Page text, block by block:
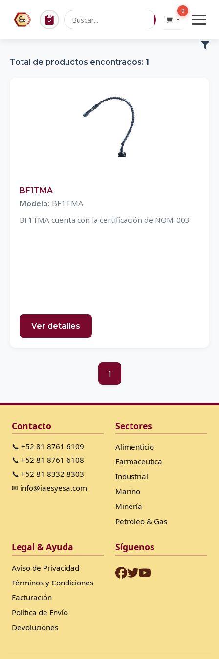
0
Total de productos encontrados: 1
BF1TMA
Modelo: BF1TMA
BF1TMA cuenta con la certificación de NOM-003
Ver detalles
1
Contacto
📞 +52 81 8761 6109
📞 +52 81 8761 6108
📞 +52 81 8332 8303
✉ info@iaesyesa.com
Sectores
Alimenticio
Farmaceutica
Industrial
Marino
Minería
Petroleo & Gas
Legal & Ayuda
Aviso de Privacidad
Términos y Condiciones
Facturación
Política de Envío
Devoluciones
Síguenos